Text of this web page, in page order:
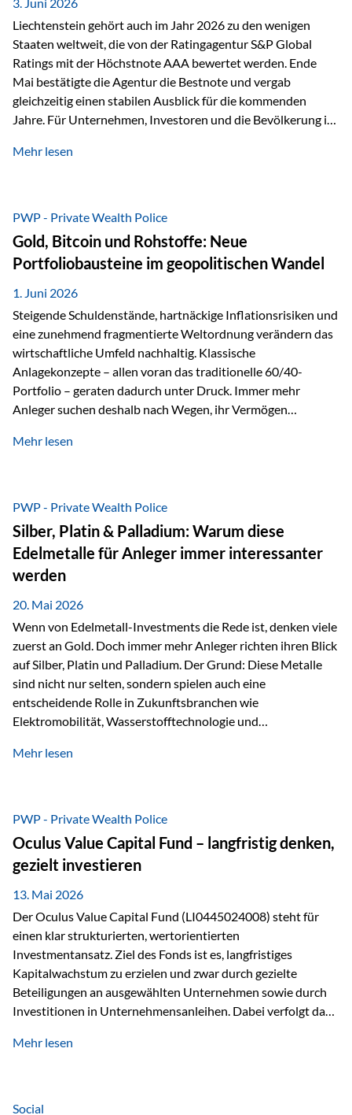
Liechtenstein gehört auch im Jahr 2026 zu den wenigen
Staaten weltweit, die von der Ratingagentur S&P Global
Ratings mit der Höchstnote AAA bewertet werden. Ende
Mai bestätigte die Agentur die Bestnote und vergab
gleichzeitig einen stabilen Ausblick für die kommenden
Jahre. Für Unternehmen, Investoren und die Bevölkerung ist
finanzielle Stabilität des Landes sowie das Vertrauen
trotz Herausforderungen Die weltwirtschaftlichen
Rahmenbedingungen bleiben anspruchsvoll. Geopolitische
Unsicherheiten, eine verhaltene Investitionstätigkeit und
eine schwächere Nachfrage in wichtigen Exportmärkten
beeinflussen auch die liechtensteinische Wirtschaft.
Dennoch sieht…
Mehr lesen
PWP - Private Wealth Police
Gold, Bitcoin und Rohstoffe: Neue
Portfoliobausteine im geopolitischen Wandel
1. Juni 2026
Steigende Schuldenstände, hartnäckige Inflationsrisiken und
eine zunehmend fragmentierte Weltordnung verändern das
wirtschaftliche Umfeld nachhaltig. Klassische
Anlagekonzepte – allen voran das traditionelle 60/40-
Portfolio – geraten dadurch unter Druck. Immer mehr
Anleger suchen deshalb nach Wegen, ihr Vermögen
Unsicherheit abzusichern. Genau hier rücken reale und
monetäre Rolle zurück Gold erlebt derzeit eine
bemerkenswerte Renaissance als monetärer Wertspeicher.
Treiber sind Rekordkäufe der Zentralbanken, geopolitische
Spannungen und ein schleichender Vertrauensverlust in
ungedeckte Papierwährungen. Wie groß dieser
Vertrauensverlust ausfällt, zeigt ein nüchterner
Mehr lesen
PWP - Private Wealth Police
Silber, Platin & Palladium: Warum diese
Edelmetalle für Anleger immer interessanter
werden
20. Mai 2026
Wenn von Edelmetall-Investments die Rede ist, denken viele
zuerst an Gold. Doch immer mehr Anleger richten ihren Blick
auf Silber, Platin und Palladium. Der Grund: Diese Metalle
sind nicht nur selten, sondern spielen auch eine
entscheidende Rolle in Zukunftsbranchen wie
Elektromobilität, Wasserstofftechnologie und
Faktoren für Investoren – begrenztes Angebot und
klassischer „Sicherheitsanker“ gilt, bieten Silber, Platin und
Palladium zusätzlich die Chance, von technologischen
Entwicklungen zu profitieren. Die Nachfrage entsteht nicht
nur durch Anleger, sondern vor allem durch die Industrie.
Gerade in…
Mehr lesen
PWP - Private Wealth Police
Oculus Value Capital Fund – langfristig denken,
gezielt investieren
13. Mai 2026
Der Oculus Value Capital Fund (LI0445024008) steht für
einen klar strukturierten, wertorientierten
Investmentansatz. Ziel des Fonds ist es, langfristiges
Kapitalwachstum zu erzielen und zwar durch gezielte
Beteiligungen an ausgewählten Unternehmen sowie durch
Investitionen in Unternehmensanleihen. Dabei verfolgt das
Marktbewegungen stehen im Fokus, sondern die
innerhalb der Private Wealth Police der Vienna-Life steht
Mehr lesen
Social